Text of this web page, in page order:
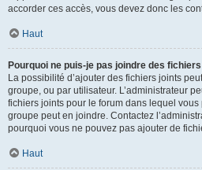
accorder ces accès, vous devez donc les
Haut
Pourquoi ne puis-je pas joindre des
La possibilité d’ajouter des fichiers joints
groupe, ou par utilisateur. L’administrateur
fichiers joints pour le forum dans lequel
groupe peut en joindre. Contactez
pourquoi vous ne pouvez pas ajouter de
Haut